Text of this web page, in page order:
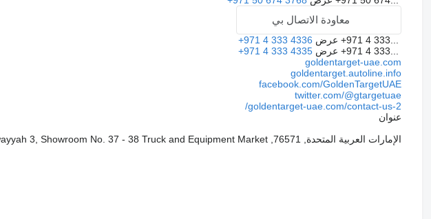
معاودة الاتصال بي
+971 4 333... عرض +971 4 333 4336
+971 4 333... عرض +971 4 333 4335
goldentarget-uae.com
goldentarget.autoline.info
facebook.com/GoldenTargetUAE
twitter.com/@gtargetuae
goldentarget-uae.com/contact-us-2/
عنوان
الإمارات العربية المتحدة, 76571, Dubai, Al Ruwayyah 3, Showroom No. 37 - 38 Truck and Equipment Market